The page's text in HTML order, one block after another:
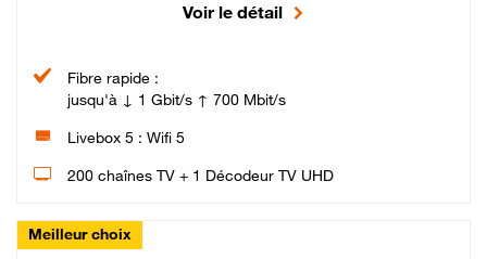
Voir le détail
Fibre rapide :
jusqu'à ↓ 1 Gbit/s ↑ 700 Mbit/s
Livebox 5 : Wifi 5
200 chaînes TV + 1 Décodeur TV UHD
Meilleur choix